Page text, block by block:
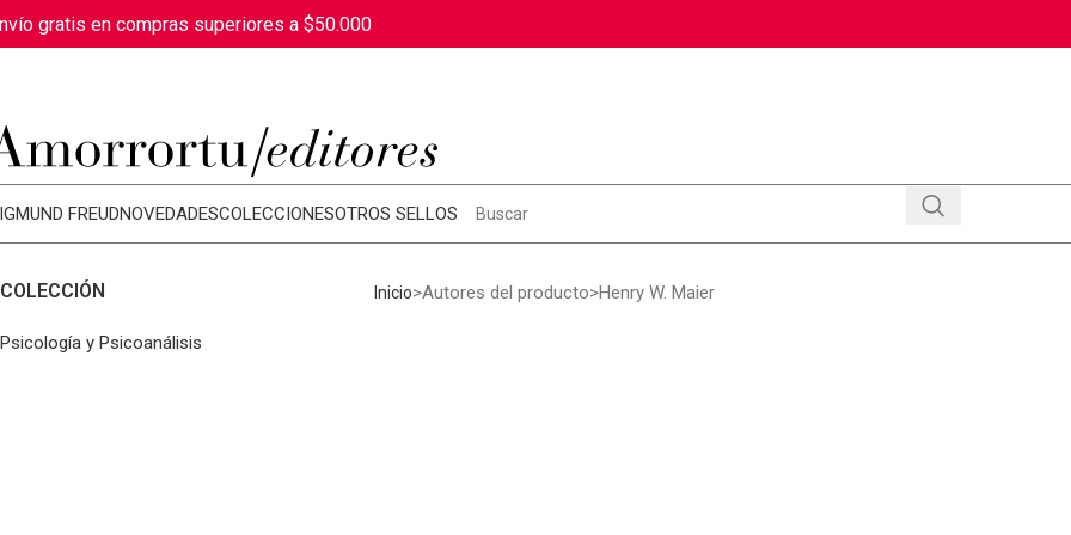
gratis en compras superiores a $50.000
FREUDNOVEDADESCOLECCIONESOTROS SELLOS
COLECCIÓN
Psicología y Psicoanálisis
Inicio Autores del producto Henry W. Maier